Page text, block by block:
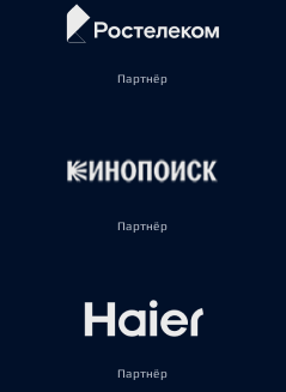
Партнёр
Партнёр
Партнёр